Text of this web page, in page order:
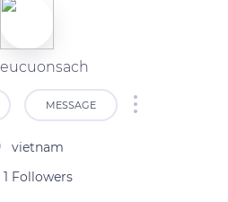
MESSAGE
vietnam
1 Followers